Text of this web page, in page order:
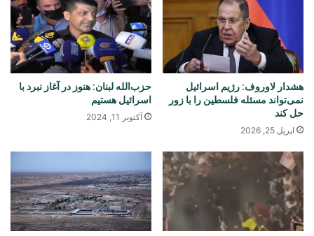
هشدار لاوروف: رژیم اسرائیل
نمی‌تواند مسئله فلسطین را با زور
حل کند
اپریل 25, 2026
حزب‌الله لبنان: هنوز در آغاز نبرد با
اسرائیل هستیم
آکتوبر 11, 2024